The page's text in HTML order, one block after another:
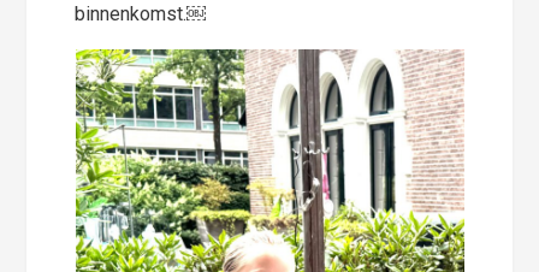
binnenkomst.￼